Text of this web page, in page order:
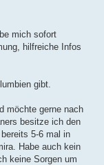
mich sofort
hilfreiche Infos
gibt.
möchte gerne nach
besitze ich den
5-6 mal in
Habe auch kein
keine Sorgen um